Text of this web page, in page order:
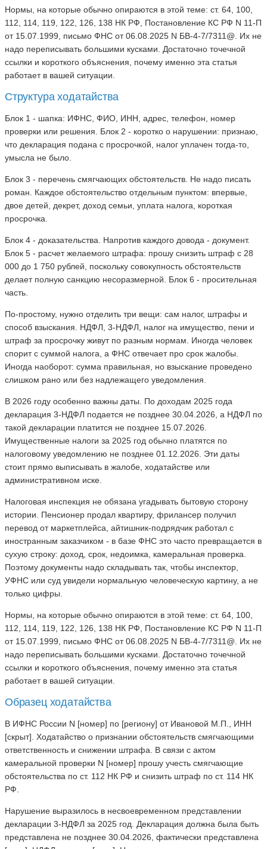
Нормы, на которые обычно опираются в этой теме: ст. 64, 100,
112, 114, 119, 122, 126, 138 НК РФ, Постановление КС РФ N 11-П
от 15.07.1999, письмо ФНС от 06.08.2025 N БВ-4-7/7311@. Их не
надо переписывать большими кусками. Достаточно точечной
ссылки и короткого объяснения, почему именно эта статья
работает в вашей ситуации.
Структура ходатайства
Блок 1 - шапка: ИФНС, ФИО, ИНН, адрес, телефон, номер
проверки или решения. Блок 2 - коротко о нарушении: признаю,
что декларация подана с просрочкой, налог уплачен тогда-то,
умысла не было.
Блок 3 - перечень смягчающих обстоятельств. Не надо писать
роман. Каждое обстоятельство отдельным пунктом: впервые,
двое детей, декрет, доход семьи, уплата налога, короткая
просрочка.
Блок 4 - доказательства. Напротив каждого довода - документ.
Блок 5 - расчет желаемого штрафа: прошу снизить штраф с 28
000 до 1 750 рублей, поскольку совокупность обстоятельств
делает полную санкцию несоразмерной. Блок 6 - просительная
часть.
По-простому, нужно отделить три вещи: сам налог, штрафы и
способ взыскания. НДФЛ, 3-НДФЛ, налог на имущество, пени и
штраф за просрочку живут по разным нормам. Иногда человек
спорит с суммой налога, а ФНС отвечает про срок жалобы.
Иногда наоборот: сумма правильная, но взыскание проведено
слишком рано или без надлежащего уведомления.
В 2026 году особенно важны даты. По доходам 2025 года
декларация 3-НДФЛ подается не позднее 30.04.2026, а НДФЛ по
такой декларации платится не позднее 15.07.2026.
Имущественные налоги за 2025 год обычно платятся по
налоговому уведомлению не позднее 01.12.2026. Эти даты
стоит прямо выписывать в жалобе, ходатайстве или
административном иске.
Налоговая инспекция не обязана угадывать бытовую сторону
истории. Пенсионер продал квартиру, фрилансер получил
перевод от маркетплейса, айтишник-подрядчик работал с
иностранным заказчиком - в базе ФНС это часто превращается в
сухую строку: доход, срок, недоимка, камеральная проверка.
Поэтому документы надо складывать так, чтобы инспектор,
УФНС или суд увидели нормальную человеческую картину, а не
только цифры.
Нормы, на которые обычно опираются в этой теме: ст. 64, 100,
112, 114, 119, 122, 126, 138 НК РФ, Постановление КС РФ N 11-П
от 15.07.1999, письмо ФНС от 06.08.2025 N БВ-4-7/7311@. Их не
надо переписывать большими кусками. Достаточно точечной
ссылки и короткого объяснения, почему именно эта статья
работает в вашей ситуации.
Образец ходатайства
В ИФНС России N [номер] по [региону] от Ивановой М.П., ИНН
[скрыт]. Ходатайство о признании обстоятельств смягчающими
ответственность и снижении штрафа. В связи с актом
камеральной проверки N [номер] прошу учесть смягчающие
обстоятельства по ст. 112 НК РФ и снизить штраф по ст. 114 НК
РФ.
Нарушение выразилось в несвоевременном представлении
декларации 3-НДФЛ за 2025 год. Декларация должна была быть
представлена не позднее 30.04.2026, фактически представлена